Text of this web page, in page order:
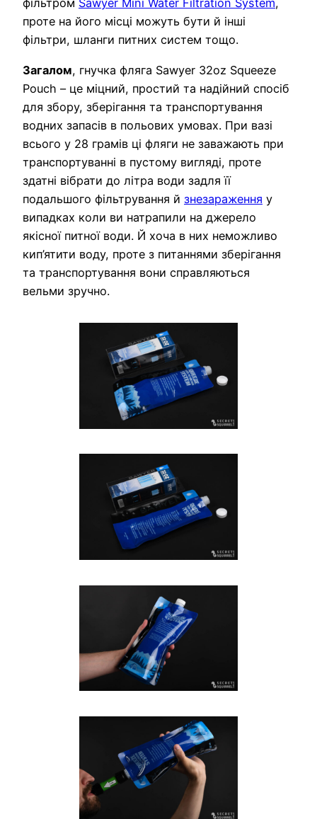
фільтром Sawyer Mini Water Filtration System,
проте на його місці можуть бути й інші
фільтри, шланги питних систем тощо.
Загалом, гнучка фляга Sawyer 32oz Squeeze
Pouch – це міцний, простий та надійний спосіб
для збору, зберігання та транспортування
водних запасів в польових умовах. При вазі
всього у 28 грамів ці фляги не заважають при
транспортуванні в пустому вигляді, проте
здатні вібрати до літра води задля її
подальшого фільтрування й знезараження у
випадках коли ви натрапили на джерело
якісної питної води. Й хоча в них неможливо
кип’ятити воду, проте з питаннями зберігання
та транспортування вони справляються
вельми зручно.